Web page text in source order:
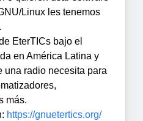
Linux les tenemos
EterTICs bajo el
en América Latina y
una radio necesita para
más.
https://gnuetertics.org/